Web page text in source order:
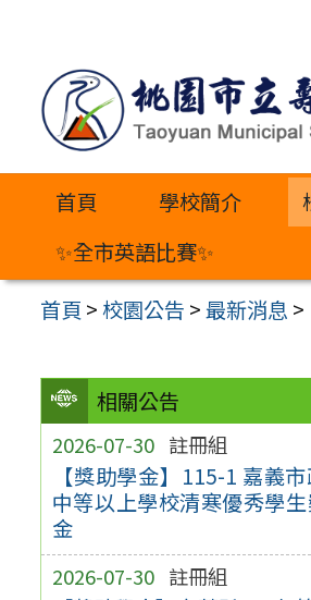
內
首頁 學校簡介
✨全市英語比賽✨
首頁 >校園公告 >最新消息 >
相關公告
2026-07-30 註冊組
【獎助學金】115-1 嘉義
中等以上學校清寒優秀學
金
2026-07-30 註冊組